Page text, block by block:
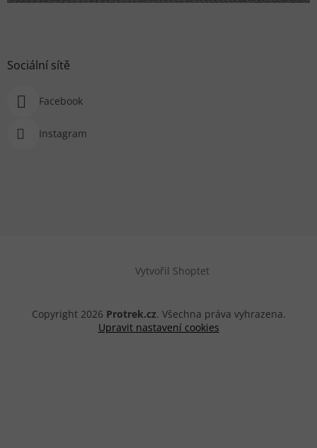
Sociální sítě
Facebook
Instagram
Vytvořil Shoptet
Copyright 2026 Protrek.cz. Všechna práva vyhrazena.
Upravit nastavení cookies